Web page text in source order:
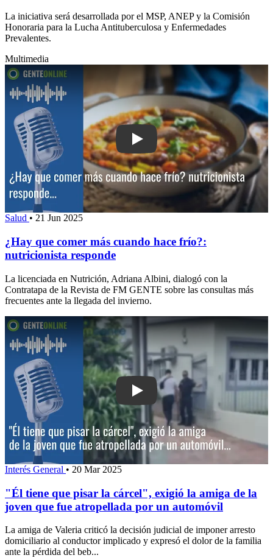
La iniciativa será desarrollada por el MSP, ANEP y la Comisión
Honoraria para la Lucha Antituberculosa y Enfermedades
Prevalentes.
Multimedia
Play: ¿Hay que comer más cuando
Salud • 21 Jun 2025
¿Hay que comer más cuando hace frío?:
nutricionista responde
La licenciada en Nutrición, Adriana Albini, dialogó con la
Contratapa de la Revista de FM GENTE sobre las consultas más
frecuentes ante la llegada del invierno.
Play: "Él tiene que pisar la cárcel",
Interés General • 20 Mar 2025
"Él tiene que pisar la cárcel", exigió la amiga de la
joven que fue atropellada por un automóvil
La amiga de Valeria criticó la decisión judicial de imponer arresto
domiciliario al conductor implicado y expresó el dolor de la familia
ante la pérdida del beb...